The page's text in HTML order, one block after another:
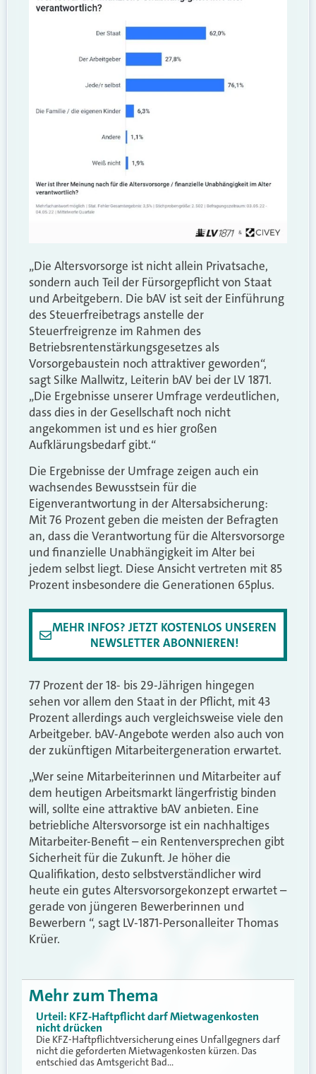
„Die Altersvorsorge ist nicht allein Privatsache,
sondern auch Teil der Fürsorgepflicht von Staat
und Arbeitgebern. Die bAV ist seit der Einführung
des Steuerfreibetrags anstelle der
Steuerfreigrenze im Rahmen des
Betriebsrentenstärkungsgesetzes als
Vorsorgebaustein noch attraktiver geworden“,
sagt Silke Mallwitz, Leiterin bAV bei der LV 1871.
„Die Ergebnisse unserer Umfrage verdeutlichen,
dass dies in der Gesellschaft noch nicht
angekommen ist und es hier großen
Aufklärungsbedarf gibt.“
Die Ergebnisse der Umfrage zeigen auch ein
wachsendes Bewusstsein für die
Eigenverantwortung in der Altersabsicherung:
Mit 76 Prozent geben die meisten der Befragten
an, dass die Verantwortung für die Altersvorsorge
und finanzielle Unabhängigkeit im Alter bei
jedem selbst liegt. Diese Ansicht vertreten mit 85
Prozent insbesondere die Generationen 65plus.
MEHR INFOS? JETZT KOSTENLOS UNSEREN
NEWSLETTER ABONNIEREN!
77 Prozent der 18- bis 29-Jährigen hingegen
sehen vor allem den Staat in der Pflicht, mit 43
Prozent allerdings auch vergleichsweise viele den
Arbeitgeber. bAV-Angebote werden also auch von
der zukünftigen Mitarbeitergeneration erwartet.
„Wer seine Mitarbeiterinnen und Mitarbeiter auf
dem heutigen Arbeitsmarkt längerfristig binden
will, sollte eine attraktive bAV anbieten. Eine
betriebliche Altersvorsorge ist ein nachhaltiges
Mitarbeiter-Benefit – ein Rentenversprechen gibt
Sicherheit für die Zukunft. Je höher die
Qualifikation, desto selbstverständlicher wird
heute ein gutes Altersvorsorgekonzept erwartet –
gerade von jüngeren Bewerberinnen und
Bewerbern “, sagt LV-1871-Personalleiter Thomas
Krüer.
Mehr zum Thema
Urteil: KFZ-Haftpflicht darf Mietwagenkosten
nicht drücken
Die KFZ-Haftpflichtversicherung eines Unfallgegners darf
nicht die geforderten Mietwagenkosten kürzen. Das
entschied das Amtsgericht Bad…